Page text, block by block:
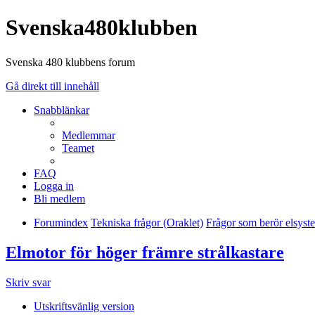
Svenska480klubben
Svenska 480 klubbens forum
Gå direkt till innehåll
Snabblänkar
Medlemmar
Teamet
FAQ
Logga in
Bli medlem
Forumindex Tekniska frågor (Oraklet) Frågor som berör
Elmotor för höger främre strålkastare
Skriv svar
Utskriftsvänlig version